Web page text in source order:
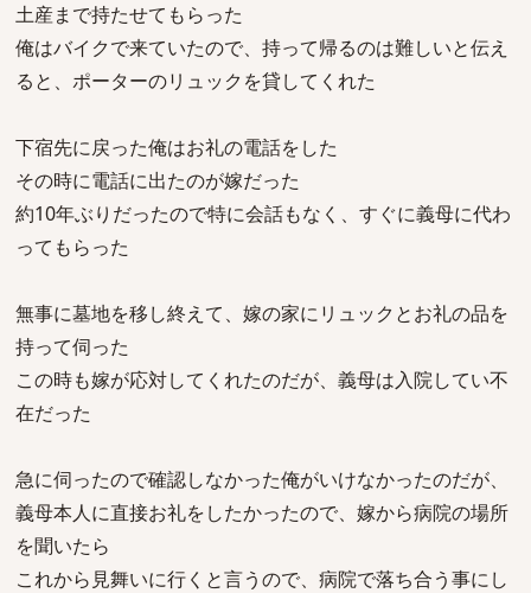
土産まで持たせてもらった
俺はバイクで来ていたので、持って帰るのは難しいと伝え
ると、ポーターのリュックを貸してくれた
下宿先に戻った俺はお礼の電話をした
その時に電話に出たのが嫁だった
約10年ぶりだったので特に会話もなく、すぐに義母に代わ
ってもらった
無事に墓地を移し終えて、嫁の家にリュックとお礼の品を
持って伺った
この時も嫁が応対してくれたのだが、義母は入院してい不
在だった
急に伺ったので確認しなかった俺がいけなかったのだが、
義母本人に直接お礼をしたかったので、嫁から病院の場所
を聞いたら
これから見舞いに行くと言うので、病院で落ち合う事にし